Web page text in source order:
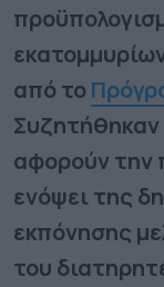
από το
αφορούν την
ενόψει της
εκπόνησης
του